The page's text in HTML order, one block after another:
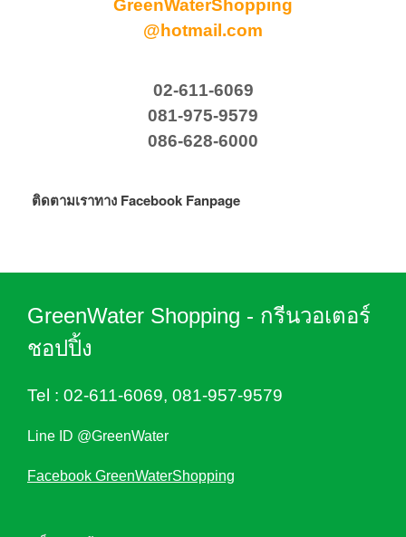
GreenWaterShopping
@hotmail.com
02-611-6069
081-975-9579
086-628-6000
ติดตามเราทาง Facebook Fanpage
GreenWater Shopping - กรีนวอเตอร์
ชอปปิ้ง
Tel : 02-611-6069, 081-957-9579
Line ID @GreenWater
Facebook GreenWaterShopping